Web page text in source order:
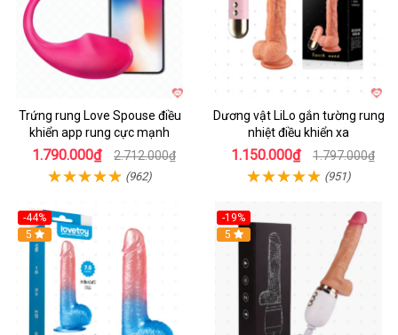
Trứng rung Love Spouse điều
khiển app rung cực mạnh
1.790.000₫ 2.712.000₫
(962)
Dương vật LiLo gắn tường rung
nhiệt điều khiển xa
1.150.000₫ 1.797.000₫
(951)
-44%
Hot
5
-19%
Hot
5